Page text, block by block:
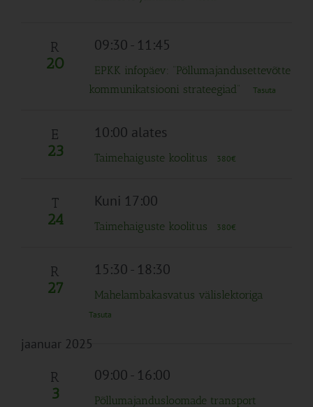
R
20
09:30- 11:45
EPKK infopäev: “Põllumajandusettevõtte
kommunikatsiooni strateegiad”
Tasuta
E
23
10:00 alates
Taimehaiguste koolitus 380€
T
24
Kuni 17:00
Taimehaiguste koolitus 380€
R
27
15:30- 18:30
Mahelambakasvatus välislektoriga
Tasuta
jaanuar 2025
R
3
09:00- 16:00
Põllumajandusloomade transport